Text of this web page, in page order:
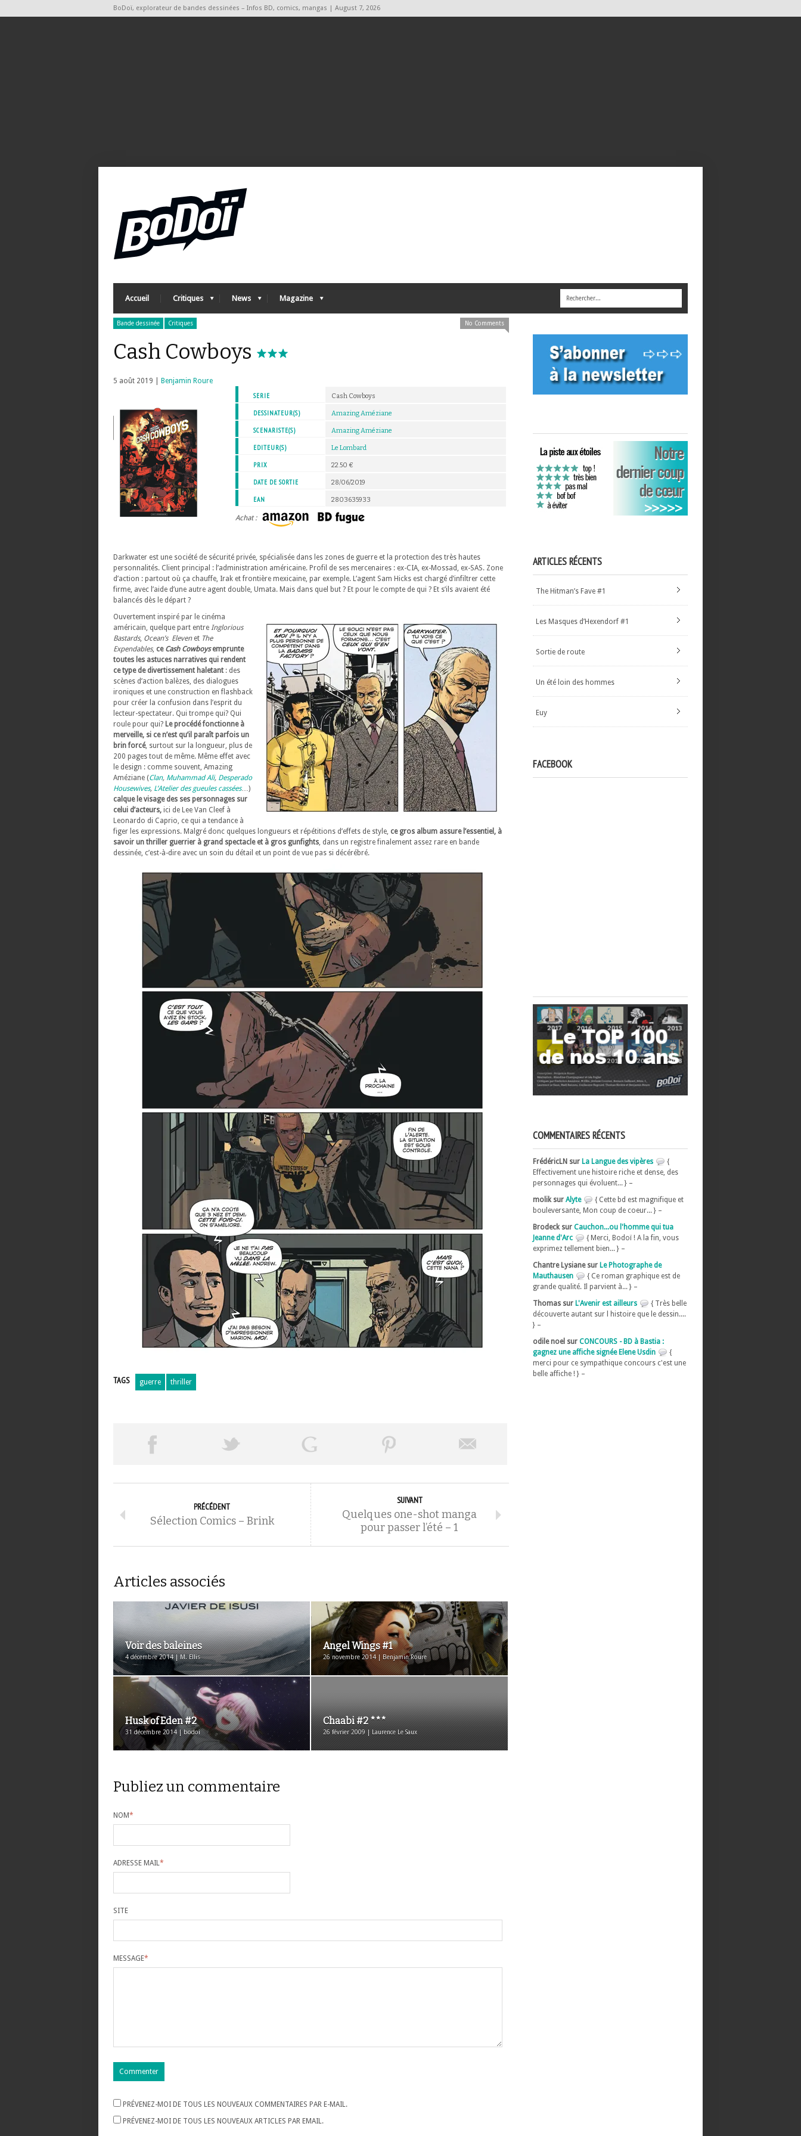
BoDoï, explorateur de bandes dessinées – Infos BD, comics, mangas | August 7, 2026
Accueil Critiques News Magazine
Bande dessinée Critiques No Comments
Cash Cowboys
5 août 2019 |
Benjamin Roure
SERIE
Cash Cowboys
DESSINATEUR(S) Amazing Améziane
SCENARISTE(S) Amazing Améziane
EDITEUR(S) Le Lombard
PRIX 22.50 €
DATE DE SORTIE 28/06/2019
EAN 2803635933
Achat :
Darkwater est une société de sécurité privée, spécialisée dans les zones de guerre et la protection des très hautes
personnalités. Client principal : l’administration américaine. Profil de ses mercenaires : ex-CIA, ex-Mossad, ex-SAS. Zone
d’action : partout où ça chauffe, Irak et frontière mexicaine, par exemple. L’agent Sam Hicks est chargé d’infiltrer cette
firme, avec l’aide d’une autre agent double, Umata. Mais dans quel but ? Et pour le compte de qui ? Et s’ils avaient été
balancés dès le départ ?
Ouvertement inspiré par le cinéma
américain, quelque part entre Inglorious
Bastards, Ocean’s Elevenet The
Expendables, ce Cash Cowboysemprunte
toutes les astuces narratives qui rendent
ce type de divertissement haletant : des
scènes d’action balèzes, des dialogues
ironiques et une construction en flashback
pour créer la confusion dans l’esprit du
lecteur-spectateur. Qui trompe qui? Qui
roule pour qui? Le procédé fonctionne à
merveille, si ce n’est qu’il paraît parfois un
brin forcé, surtout sur la longueur, plus de
200 pages tout de même. Même effet avec
le design : comme souvent, Amazing
Améziane (Clan, Muhammad Ali, Desperado
Housewives, L’Atelier des gueules cassées…)
calque le visage des ses personnages sur
celui d’acteurs, ici de Lee Van Cleef à
Leonardo di Caprio, ce qui a tendance à
figer les expressions. Malgré donc quelques longueurs et répétitions d’effets de style, ce gros album assure l’essentiel, à
savoir un thriller guerrier à grand spectacle et à gros gunfights, dans un registre finalement assez rare en bande
dessinée, c’est-à-dire avec un soin du détail et un point de vue pas si décérébré.
TAGS guerre thriller
PRÉCÉDENT
Sélection Comics – Brink
SUIVANT
Quelques one-shot manga
pour passer l’été – 1
Articles associés
Voir des baleines
4 décembre 2014 | M. Ellis
Angel Wings #1
26 novembre 2014 | Benjamin Roure
Husk of Eden #2
31 décembre 2014 | bodoi
Chaabi #2 ***
26 février 2009 | Laurence Le Saux
Publiez un commentaire
NOM*
ADRESSE MAIL*
SITE
MESSAGE*
PRÉVENEZ-MOI DE TOUS LES NOUVEAUX COMMENTAIRES PAR E-MAIL.
PRÉVENEZ-MOI DE TOUS LES NOUVEAUX ARTICLES PAR EMAIL.
ARTICLES RÉCENTS
The Hitman’s Fave #1
Les Masques d’Hexendorf #1
Sortie de route
Un été loin des hommes
Euy
FACEBOOK
COMMENTAIRES RÉCENTS
FrédéricLN sur La Langue des vipères
{
Effectivement une histoire riche et dense, des
personnages qui évoluent... } –
molik sur Alyte
{ Cette bd est magnifique et
bouleversante, Mon coup de coeur... } –
Brodeck sur Cauchon...ou l'homme qui tua
Jeanne d'Arc
{ Merci, Bodoï ! A la fin, vous
exprimez tellement bien... } –
Chantre Lysiane sur Le Photographe de
Mauthausen
{ Ce roman graphique est de
grande qualité. Il parvient à... } –
Thomas sur L'Avenir est ailleurs
{ Très belle
découverte autant sur l histoire que le dessin....
} –
odile noel sur CONCOURS - BD à Bastia :
gagnez une affiche signée Elene Usdin
{
merci pour ce sympathique concours c'est une
belle affiche ! } –